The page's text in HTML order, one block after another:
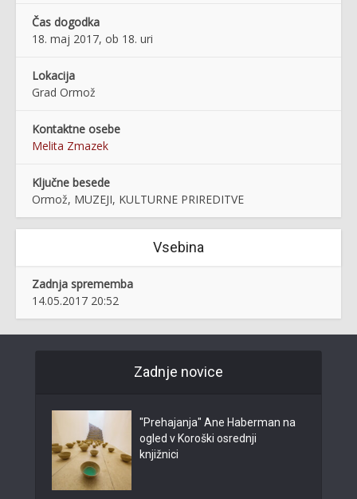
Čas dogodka
18. maj 2017, ob 18. uri
Lokacija
Grad Ormož
Kontaktne osebe
Melita Zmazek
Ključne besede
Ormož, MUZEJI, KULTURNE PRIREDITVE
Vsebina
Zadnja sprememba
14.05.2017 20:52
Zadnje novice
"Prehajanja" Ane Haberman na
ogled v Koroški osrednji
knjižnici